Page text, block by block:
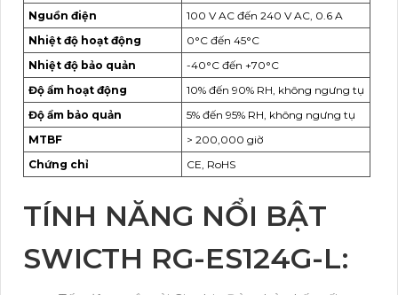
Nguồn điện
100 V AC đến 240 V AC, 0.6 A
Nhiệt độ hoạt động
0°C đến 45°C
Nhiệt độ bảo quản
-40°C đến +70°C
Độ ẩm hoạt động
10% đến 90% RH, không ngưng tụ
Độ ẩm bảo quản
5% đến 95% RH, không ngưng tụ
MTBF
> 200,000 giờ
Chứng chỉ
CE, RoHS
TÍNH NĂNG NỔI BẬT
SWICTH RG-ES124G-L: